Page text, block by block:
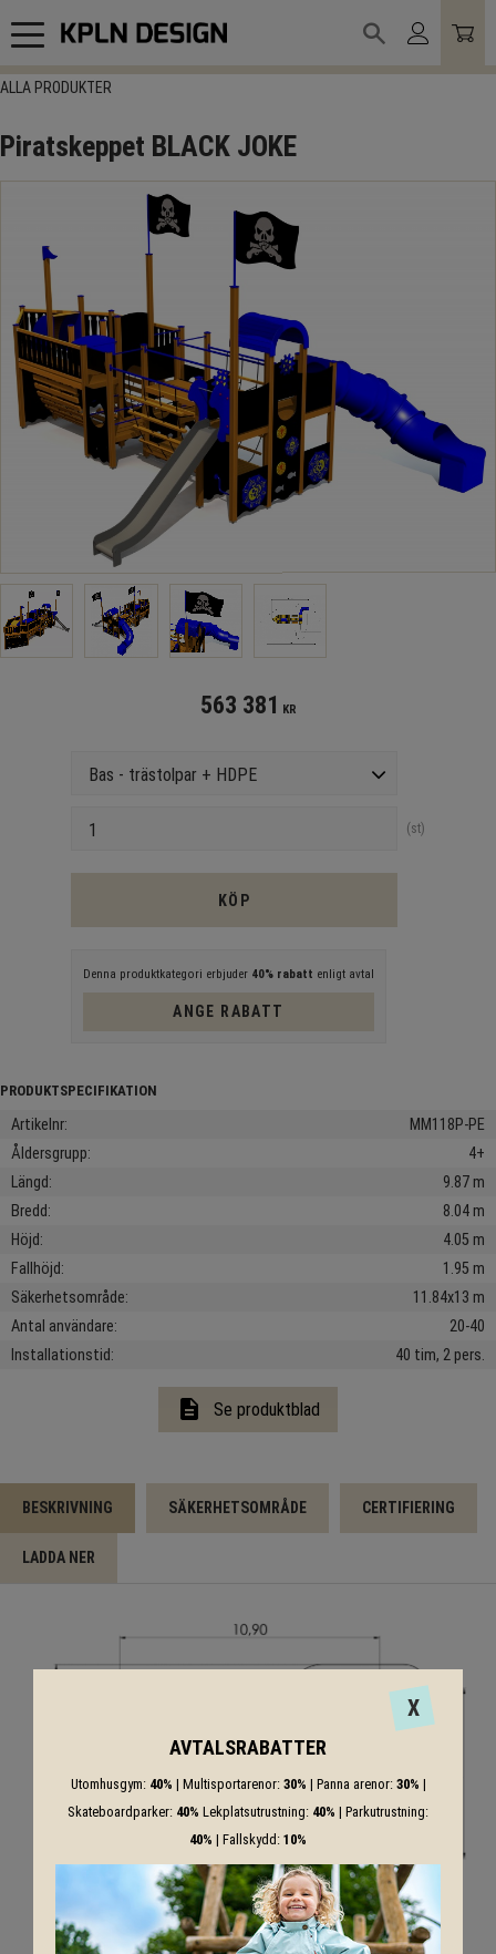
Meny
ALLA PRODUKTER
Piratskeppet BLACK JOKE
563 381 KR
st
KÖP
Denna produktkategori erbjuder 40% rabatt enligt avtal
ANGE RABATT
Artikelnr
MM118P-PE
Åldersgrupp
4+
Längd
9.87 m
Bredd
8.04 m
Höjd
4.05 m
Fallhöjd
1.95 m
Säkerhetsområde
11.84x13 m
Antal användare
20-40
Installationstid
40 tim, 2 pers.
description Se produktblad
BESKRIVNING SÄKERHETSOMRÅDE CERTIFIERING
LADDA NER
X
AVTALSRABATTER
Utomhusgym: 40% | Multisportarenor: 30% | Panna arenor: 30% |
Skateboardparker: 40% Lekplatsutrustning: 40% | Parkutrustning:
40% | Fallskydd: 10%